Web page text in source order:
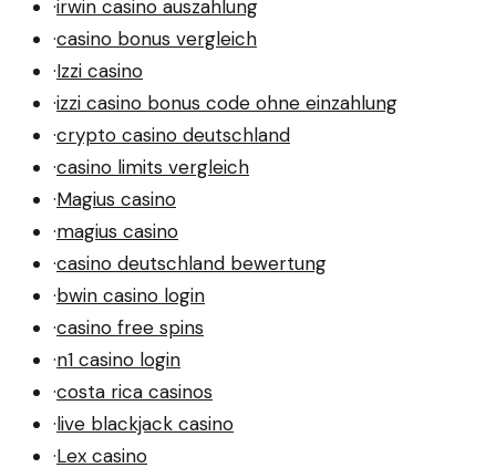
·irwin casino auszahlung
·casino bonus vergleich
·Izzi casino
·izzi casino bonus code ohne einzahlung
·crypto casino deutschland
·casino limits vergleich
·Magius casino
·magius casino
·casino deutschland bewertung
·bwin casino login
·casino free spins
·n1 casino login
·costa rica casinos
·live blackjack casino
·Lex casino